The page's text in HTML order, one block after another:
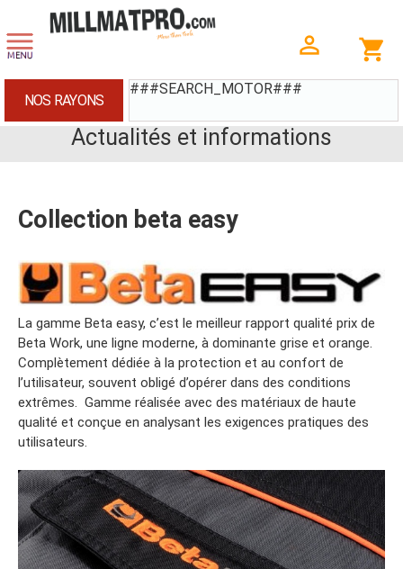
###SEARCH_MOTOR###
NOS RAYONS
Actualités et informations
Collection beta easy
La gamme Beta easy, c’est le meilleur rapport qualité prix de
Beta Work, une ligne moderne, à dominante grise et orange.
Complètement dédiée à la protection et au confort de
l’utilisateur, souvent obligé d’opérer dans des conditions
extrêmes. Gamme réalisée avec des matériaux de haute
qualité et conçue en analysant les exigences pratiques des
utilisateurs.